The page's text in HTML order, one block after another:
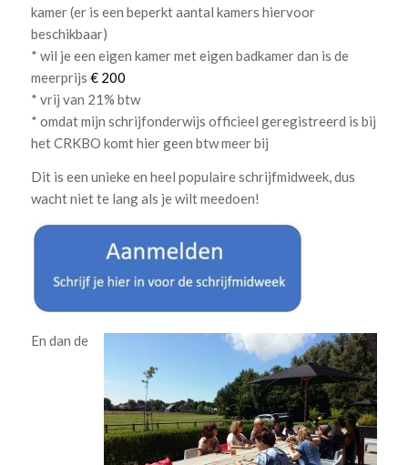
kamer (er is een beperkt aantal kamers hiervoor
beschikbaar)
* wil je een eigen kamer met eigen badkamer dan is de
meerprijs € 200
* vrij van 21% btw
* omdat mijn schrijfonderwijs officieel geregistreerd is bij
het CRKBO komt hier geen btw meer bij
Dit is een unieke en heel populaire schrijfmidweek, dus
wacht niet te lang als je wilt meedoen!
En dan de